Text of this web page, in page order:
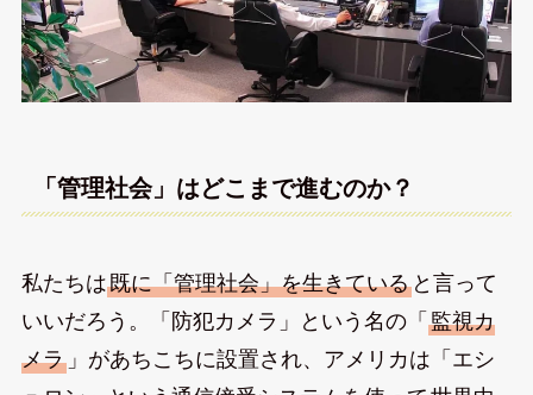
「管理社会」はどこまで進むのか？
私たちは既に「管理社会」を生きていると言って
いいだろう。「防犯カメラ」という名の「 監視カ
メラ」があちこちに設置され、アメリカは「エシ